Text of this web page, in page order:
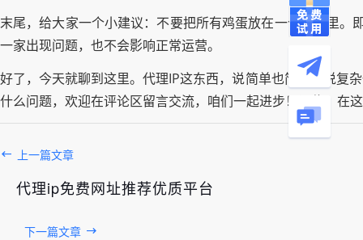
末尾，给大家一个小建议：不要把所有鸡蛋放在一个篮子里
一家出现问题，也不会影响正常运营。
好了，今天就聊到这里。代理IP这东西，说简单也简单，说复
什么问题，欢迎在评论区留言交流，咱们一起进步！记住，在
上一篇文章
代理ip免费网址推荐优质平台
下一篇文章